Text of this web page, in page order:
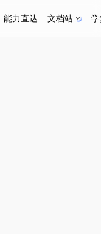
能力直达 文档站